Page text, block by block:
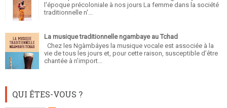
l'époque précoloniale à nos jours La femme dans la société
traditionnelle n'...
La musique traditionnelle ngambaye au Tchad
Chez les Ngàmbáyes la musique vocale est associée à la
vie de tous les jours et, pour cette raison, susceptible d’être
chantée à n’import...
QUI ÊTES-VOUS ?